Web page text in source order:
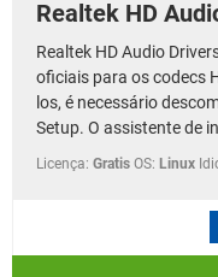
Realtek HD
Realtek HD Audio
oficiais para os codecs
los, é necessário
Setup. O assistente de
Licença: Gratis OS: Linux